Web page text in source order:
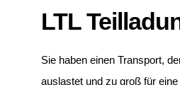
LTL
Sie haben einen Transport,
auslastet und zu groß für